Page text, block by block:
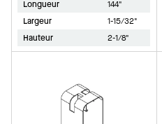
Longueur
144"
Largeur
1-15/32"
Hauteur
2-1/8"